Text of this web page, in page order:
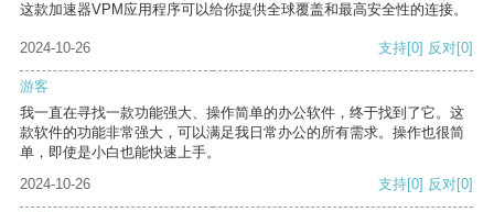
这款加速器VPM应用程序可以给你提供全球覆盖和最高安全性的连接。
2024-10-26 支持[0] 反对[0]
游客
我一直在寻找一款功能强大、操作简单的办公软件，终于找到了它。这
款软件的功能非常强大，可以满足我日常办公的所有需求。操作也很简
单，即使是小白也能快速上手。
2024-10-26
支持[0] 反对[0]